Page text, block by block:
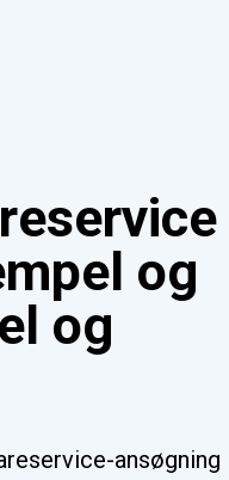
og
og
ansøgning